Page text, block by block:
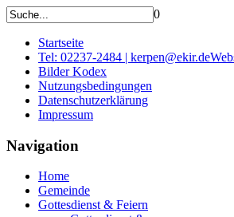
0
Startseite
Tel: 02237-2484 | kerpen@ekir.de
Bilder Kodex
Nutzungsbedingungen
Datenschutzerklärung
Impressum
Navigation
Home
Gemeinde
Gottesdienst & Feiern